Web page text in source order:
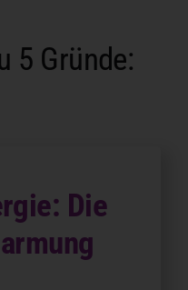
5 Gründe:
Die